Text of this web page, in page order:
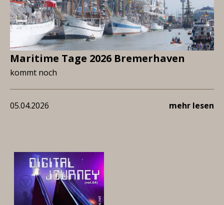
Maritime Tage 2026 Bremerhaven
kommt noch
05.04.2026 mehr lesen